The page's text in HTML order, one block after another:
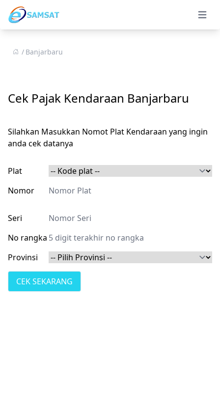
Open
Banjarbaru
Cek Pajak Kendaraan Banjarbaru
Silahkan Masukkan Nomot Plat Kendaraan yang ingin
anda cek datanya
Plat
Nomor
Seri
No rangka
Provinsi